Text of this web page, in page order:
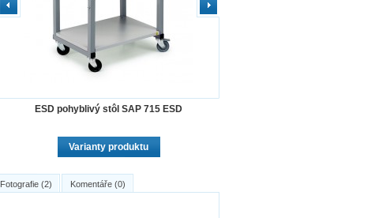
ESD pohyblivý stôl SAP 715 ESD
Varianty produktu
Fotografie (2) Komentáře (0)